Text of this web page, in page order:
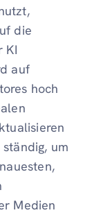
die
KI
auf
hoch
um
Medien